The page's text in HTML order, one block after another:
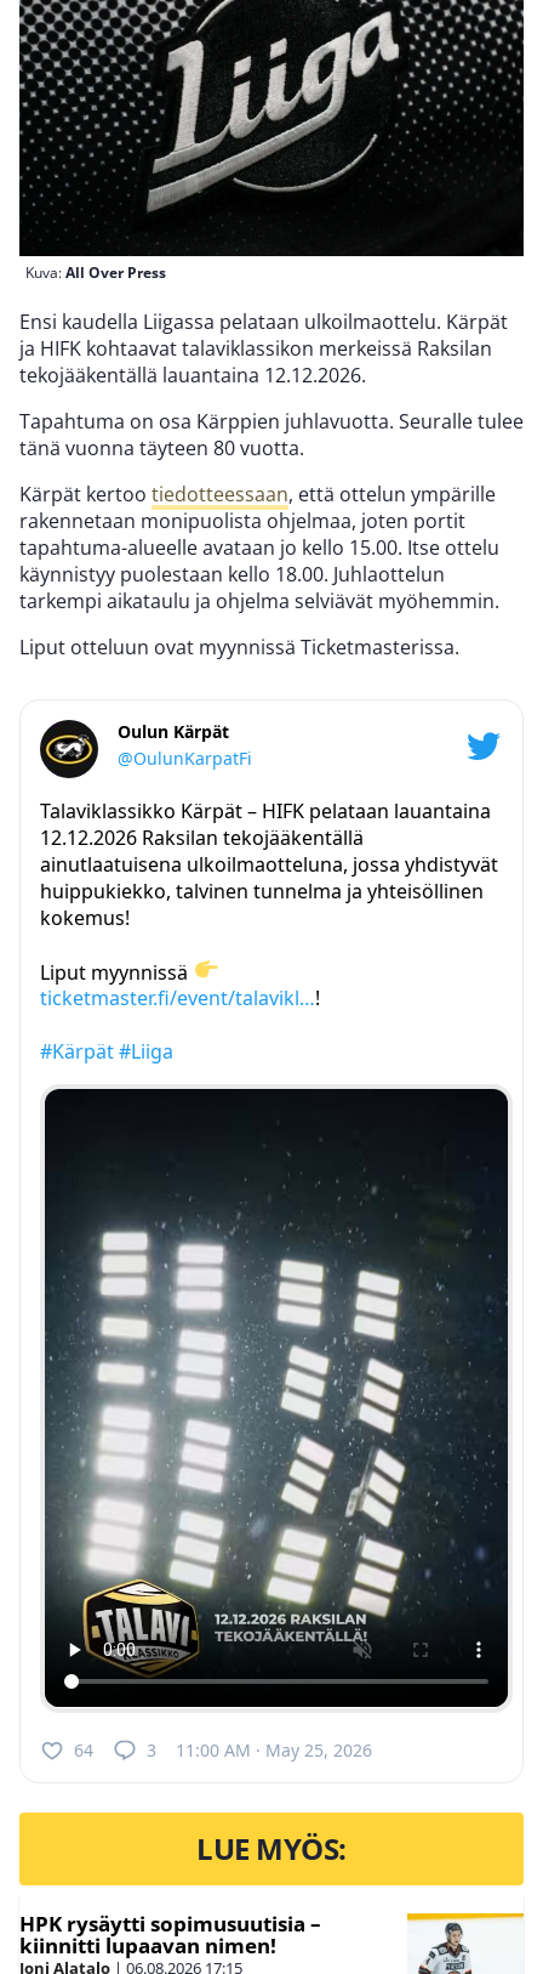
Kuva:All Over Press
Ensi kaudella Liigassa pelataan ulkoilmaottelu. Kärpät
ja HIFK kohtaavat talaviklassikon merkeissä Raksilan
tekojääkentällä lauantaina 12.12.2026.
Tapahtuma on osa Kärppien juhlavuotta. Seuralle tulee
tänä vuonna täyteen 80 vuotta.
Kärpät kertoo tiedotteessaan, että ottelun ympärille
rakennetaan monipuolista ohjelmaa, joten portit
tapahtuma-alueelle avataan jo kello 15.00. Itse ottelu
käynnistyy puolestaan kello 18.00. Juhlaottelun
tarkempi aikataulu ja ohjelma selviävät myöhemmin.
Liput otteluun ovat myynnissä Ticketmasterissa.
Oulun Kärpät
@OulunKarpatFi
Talaviklassikko Kärpät – HIFK pelataan lauantaina
12.12.2026 Raksilan tekojääkentällä
ainutlaatuisena ulkoilmaotteluna, jossa yhdistyvät
huippukiekko, talvinen tunnelma ja yhteisöllinen
kokemus!
Liput myynnissä
ticketmaster.fi/event/talavikl…!
#Kärpät#Liiga
64 3 11:00 AM · May 25, 2026
LUE MYÖS:
HPK rysäytti sopimusuutisia –
kiinnitti lupaavan nimen!
Joni Alatalo | 06.08.2026 17:15